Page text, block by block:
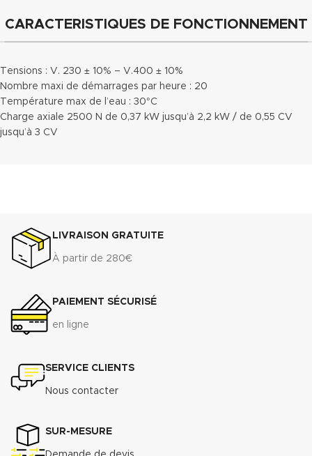
CARACTERISTIQUES DE FONCTIONNEMENT
Tensions : V. 230 ± 10% – V.400 ± 10%
Nombre maxi de démarrages par heure : 20
Température max de l’eau : 30°C
Charge axiale 2500 N de 0,37 kW jusqu’à 2,2 kW / de 0,55 CV
jusqu’à 3 CV
LIVRAISON GRATUITE
À partir de 280€
PAIEMENT SÉCURISÉ
en ligne
SERVICE CLIENTS
Nous contacter
SUR-MESURE